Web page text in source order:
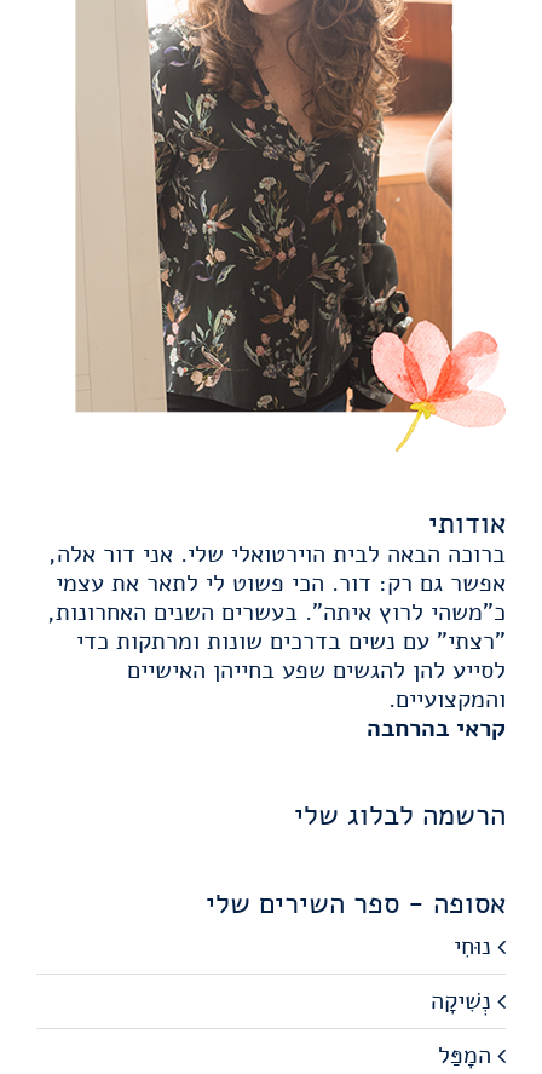
אודותי
ברוכה הבאה לבית הוירטואלי שלי. אני דור אלה,
אפשר גם רק: דור. הכי פשוט לי לתאר את עצמי
כ"משהי לרוץ איתה". בעשרים השנים האחרונות,
"רצתי" עם נשים בדרכים שונות ומרתקות כדי
לסייע להן להגשים שפע בחייהן האישיים
והמקצועיים.
קראי בהרחבה
הרשמה לבלוג שלי
אסופה - ספר השירים שלי
נוּחִי
נְשִׁיקָה
המָפַּל